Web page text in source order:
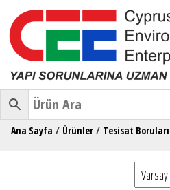
Ana Sayfa / Ürünler / Tesisat Boruları